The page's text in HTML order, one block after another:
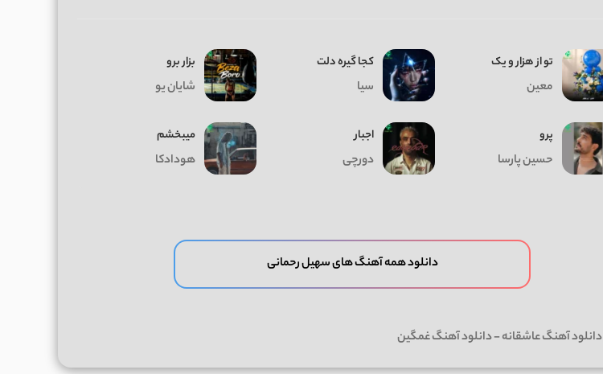
تو از هزار و یک
معین
کجا گیره دلت
سیا
بزار برو
شایان یو
پرو
حسین پارسا
اجبار
دورچی
میبخشم
هودادکا
دانلود همه آهنگ های سهیل رحمانی
دانلود آهنگ عاشقانه-دانلود آهنگ غمگین